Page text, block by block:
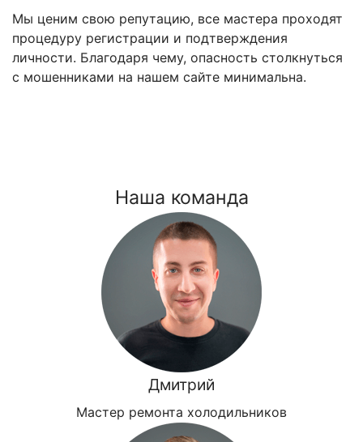
Мы ценим свою репутацию, все мастера проходят
процедуру регистрации и подтверждения
личности. Благодаря чему, опасность столкнуться
с мошенниками на нашем сайте минимальна.
Наша команда
Дмитрий
Мастер ремонта холодильников